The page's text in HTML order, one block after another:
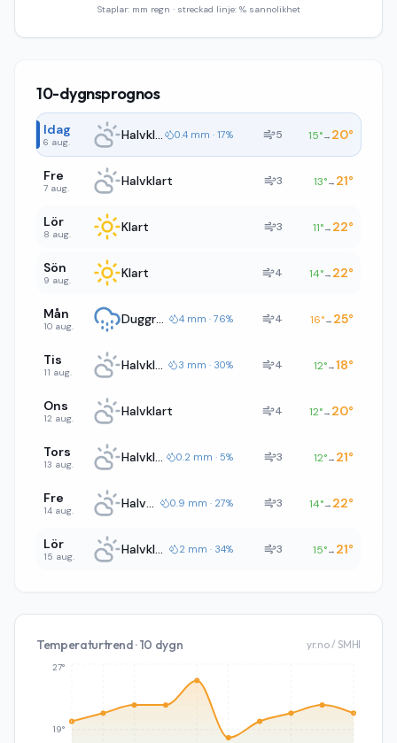
Staplar: mm regn · streckad linje: % sannolikhet
10-dygnsprognos
Idag
6 aug. Halvklart 0.4 mm · 17% 5 15°→ 20°
Fre
7 aug. Halvklart 3 13°→ 21°
Lör
8 aug. Klart 3 11°→ 22°
Sön
9 aug. Klart 4 14°→ 22°
Mån
10 aug. Duggregn 4 mm · 76% 4 16°→ 25°
Tis
11 aug. Halvklart 3 mm · 30% 4 12°→18°
Ons
12 aug. Halvklart 4 12°→ 20°
Tors
13 aug. Halvklart 0.2 mm · 5% 3 12°→ 21°
Fre
14 aug. Halvklart 0.9 mm · 27% 3 14°→ 22°
Lör
15 aug. Halvklart 2 mm · 34% 3 15°→ 21°
Temperaturtrend · 10 dygn yr.no / SMHI
19°
27°